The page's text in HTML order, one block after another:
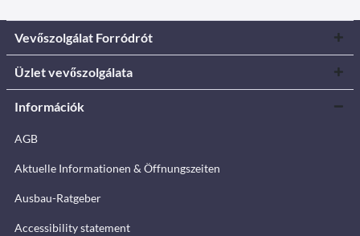
Vevőszolgálat Forródrót
Üzlet vevőszolgálata
Információk
AGB
Aktuelle Informationen & Öffnungszeiten
Ausbau-Ratgeber
Accessibility statement